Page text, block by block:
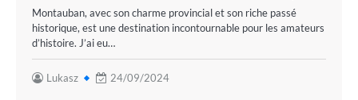
Montauban, avec son charme provincial et son riche passé
historique, est une destination incontournable pour les amateurs
d’histoire. J’ai eu…
Lukasz 24/09/2024